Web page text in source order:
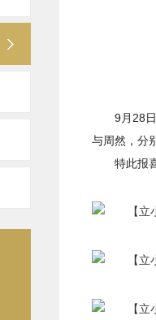
9月28
与周然，分
特此报